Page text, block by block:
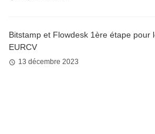
Bitstamp et Flowdesk 1ère étape pour
EURCV
13 décembre 2023